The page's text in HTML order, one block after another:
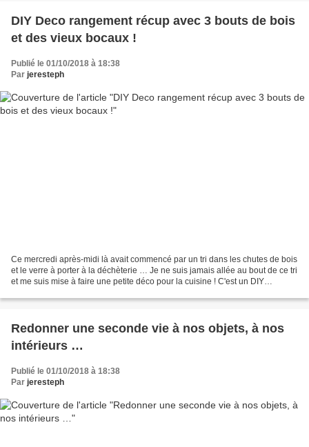
DIY Deco rangement récup avec 3 bouts de bois
et des vieux bocaux !
Publié le 01/10/2018 à 18:38
Par jeresteph
Ce mercredi après-midi là avait commencé par un tri dans les chutes de bois
et le verre à porter à la déchèterie … Je ne suis jamais allée au bout de ce tri
et me suis mise à faire une petite déco pour la cuisine ! C'est un DIY
Redonner une seconde vie à nos objets, à nos
intérieurs …
Publié le 01/10/2018 à 18:38
Par jeresteph